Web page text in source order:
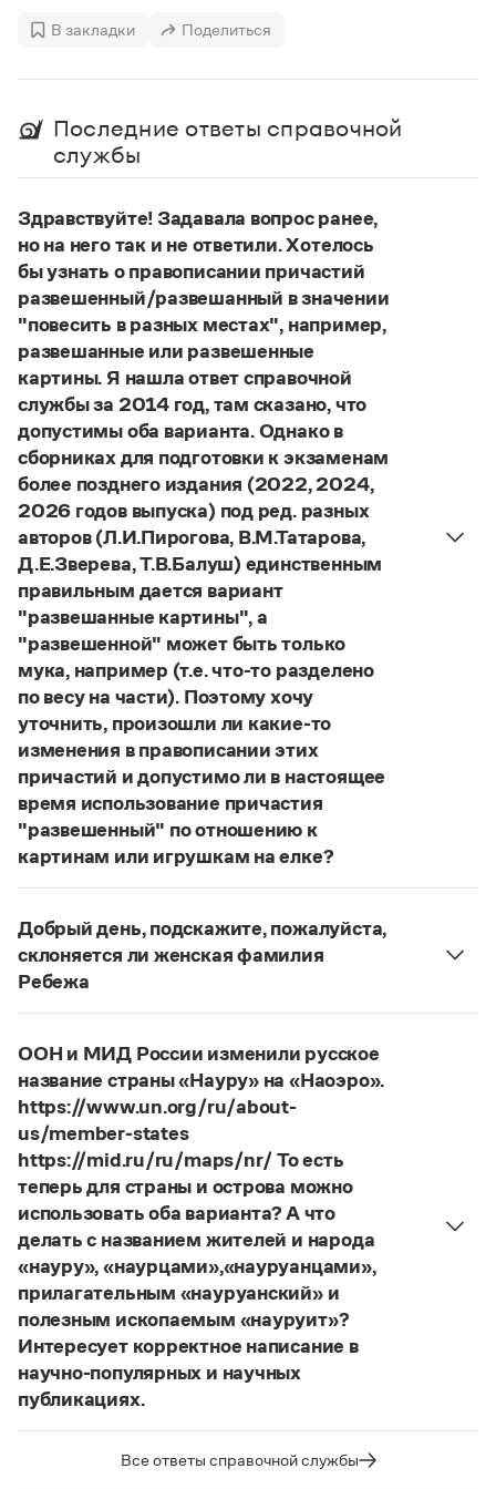
Словари русского языка как государственного
Правила русской орфографии и пунктуации
Русский язык. Краткий теоретический курс
Письмовник
Справочник по пунктуации
Словарь-справочник трудностей
Справочник по фразеологии
Азбучные истины
Словарь-справочник непростые слова
Все справочники портала
Журнал
Новости и события
Статьи
Монологи
Интервью
Лекции и подкасты
Рекомендуем
Учебник Грамоты
Правила русского языка: от азов до тонкостей
Интерактивные упражнения: от простого к сложному
Скороговорки
Издательство
Научпоп
Учебники и справочники
Все книги
Словарь русских имён
(1956)
В закладки Поделиться
Последние ответы справочной
службы
Здравствуйте! Задавала вопрос ранее,
но на него так и не ответили. Хотелось
бы узнать о правописании причастий
развешенный/развешанный в значении
"повесить в разных местах", например,
развешанные или развешенные
картины. Я нашла ответ справочной
службы за 2014 год, там сказано, что
допустимы оба варианта. Однако в
сборниках для подготовки к экзаменам
более позднего издания (2022, 2024,
2026 годов выпуска) под ред. разных
авторов (Л.И.Пирогова, В.М.Татарова,
Д.Е.Зверева, Т.В.Балуш) единственным
правильным дается вариант
"развешанные картины", а
"развешенной" может быть только
мука, например (т.е. что-то разделено
по весу на части). Поэтому хочу
уточнить, произошли ли какие-то
изменения в правописании этих
причастий и допустимо ли в настоящее
время использование причастия
"развешенный" по отношению к
картинам или игрушкам на елке?
Нашответ2014 года по-прежнему актуален.
то игнорируют рекомендации нормативных
словарей русского языка, в которых указан глагол
развесить
развешенный) со значением «повесить в разных
местах (несколько, много предметов)». Ср.:
Я знаю, что на стенах своей квартиры вы
развесили разные географические карты
(И. С. Тургенев, Бретер). И эти карты, безусловно,
развешены.
Страница ответа
Добрый день, подскажите, пожалуйста,
склоняется ли женская фамилия
Ребежа
ФамилияРебежасклоняется (и мужская,
Страница ответа
ООН и МИД России изменили русское
название страны «Науру» на «Наоэро».
https://www.un.org/ru/about-
us/member-states
https://mid.ru/ru/maps/nr/ То есть
теперь для страны и острова можно
использовать оба варианта? А что
делать с названием жителей и народа
«науру», «наурцами»,«науруанцами»,
прилагательным «науруанский» и
полезным ископаемым «науруит»?
Интересует корректное написание в
научно-популярных и научных
публикациях.
Изменение касается только официального
названия государства. Все остальные слова,
Все ответы справочной службы